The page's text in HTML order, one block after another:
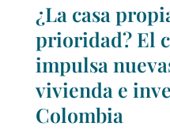
¿La casa
prioridad? El
impulsa
vivienda e
Colombia